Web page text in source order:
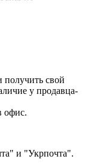
получить свой
у продавца-
офис.
и "Укрпочта".